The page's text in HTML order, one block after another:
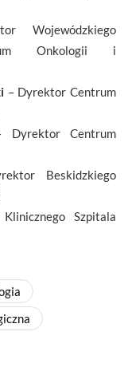
Wojewódzkiego
Onkologii i
– Dyrektor Centrum
Dyrektor Centrum
Beskidzkiego
Szpitala